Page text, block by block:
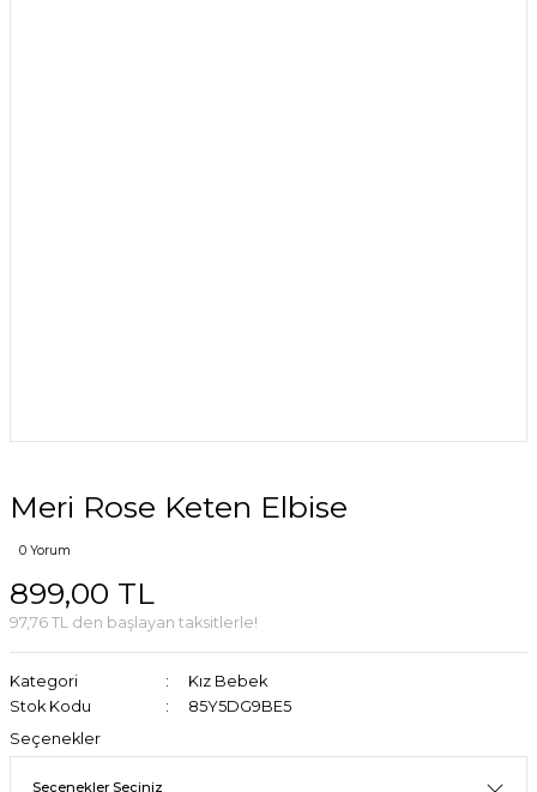
Meri Rose Keten Elbise
0 Yorum
899,00 TL
97,76 TL den başlayan taksitlerle!
Kategori
Kız Bebek
Stok Kodu
85Y5DG9BE5
Seçenekler